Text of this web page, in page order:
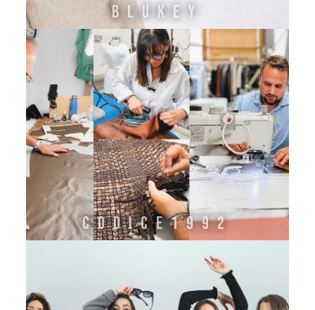
Blukey
CODICE1992